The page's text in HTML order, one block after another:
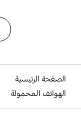
الصفحة الرئيسية
الهواتف المحمولة